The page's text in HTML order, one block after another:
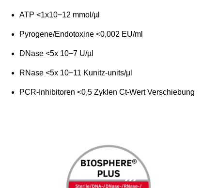
ATP <1x10−12 mmol/µl
Pyrogene/Endotoxine <0,002 EU/ml
DNase <5x 10−7 U/µl
RNase <5x 10−11 Kunitz-units/µl
PCR-Inhibitoren <0,5 Zyklen Ct-Wert Verschiebung